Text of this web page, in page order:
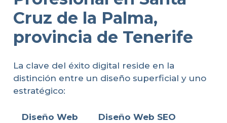
Cruz de la Palma,
provincia de Tenerife
La clave del éxito digital reside en la
distinción entre un diseño superficial y uno
estratégico:
Diseño Web
Diseño Web SEO